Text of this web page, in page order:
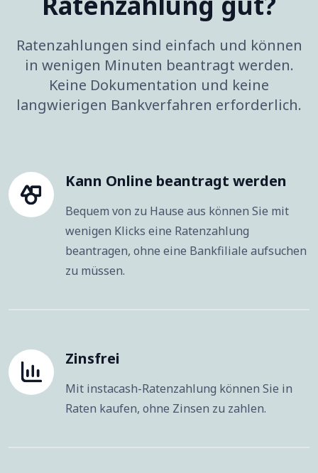
Ratenzahlungen sind einfach und können
in wenigen Minuten beantragt werden.
Keine Dokumentation und keine
langwierigen Bankverfahren erforderlich.
Kann Online beantragt werden
Bequem von zu Hause aus können Sie mit
wenigen Klicks eine Ratenzahlung
beantragen, ohne eine Bankfiliale aufsuchen
zu müssen.
Zinsfrei
Mit instacash-Ratenzahlung können Sie in
Raten kaufen, ohne Zinsen zu zahlen.